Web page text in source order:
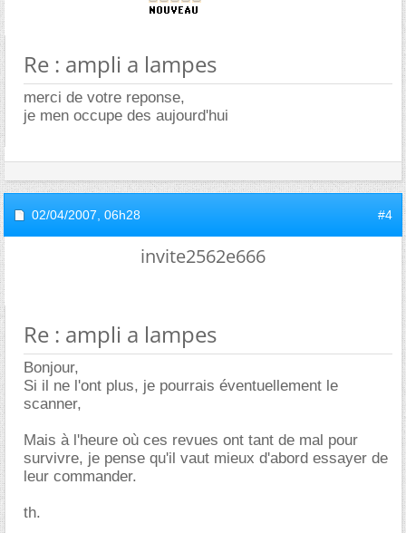
Re : ampli a lampes
merci de votre reponse,
je men occupe des aujourd'hui
02/04/2007, 06h28 #4
invite2562e666
Re : ampli a lampes
Bonjour,
Si il ne l'ont plus, je pourrais éventuellement le
scanner,
Mais à l'heure où ces revues ont tant de mal pour
survivre, je pense qu'il vaut mieux d'abord essayer de
leur commander.
th.